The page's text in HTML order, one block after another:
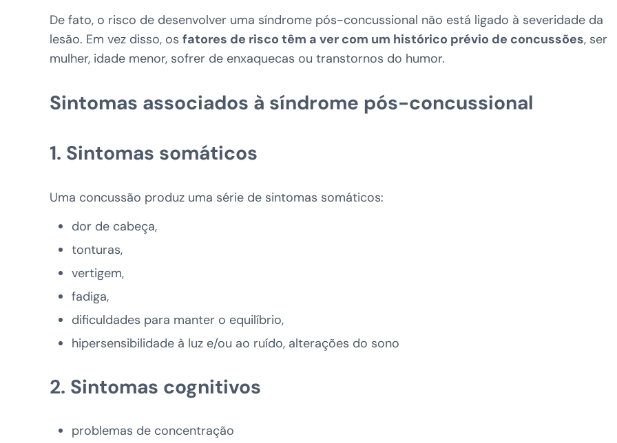
De fato, o risco de desenvolver uma síndrome pós-concussional não está ligado à severidade da
lesão. Em vez disso, os fatores de risco têm a ver com um histórico prévio de concussões, ser
mulher, idade menor, sofrer de enxaquecas ou transtornos do humor.
Sintomas associados à síndrome pós-concussional
1. Sintomas somáticos
Uma concussão produz uma série de sintomas somáticos:
dor de cabeça,
tonturas,
vertigem,
fadiga,
dificuldades para manter o equilíbrio,
hipersensibilidade à luz e/ou ao ruído, alterações do sono
2. Sintomas cognitivos
problemas de concentração